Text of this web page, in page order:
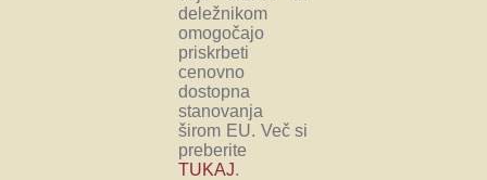
deležnikom
omogočajo
priskrbeti
cenovno
dostopna
stanovanja
širom EU. Več si
preberite
TUKAJ.